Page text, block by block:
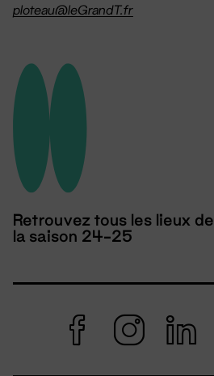
ploteau@leGrandT.fr
Retrouvez tous les lieux de
la saison 24-25